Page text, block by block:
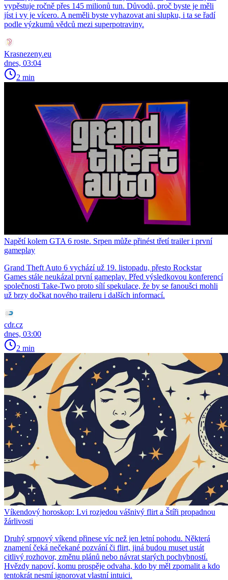
vypěstuje ročně přes 145 milionů tun. Důvodů, proč byste je měli
jíst i vy je vícero. A neměli byste vyhazovat ani slupku, i ta se řadí
podle výzkumů vědců mezi superpotraviny.
Krasnezeny.eu
dnes, 03:04
2 min
Napětí kolem GTA 6 roste. Srpen může přinést třetí trailer i první
gameplay
Grand Theft Auto 6 vychází už 19. listopadu, přesto Rockstar
Games stále neukázal první gameplay. Před výsledkovou konferencí
společnosti Take-Two proto sílí spekulace, že by se fanoušci mohli
už brzy dočkat nového traileru i dalších informací.
cdr.cz
dnes, 03:00
2 min
Víkendový horoskop: Lvi rozjedou vášnivý flirt a Štíři propadnou
žárlivosti
Druhý srpnový víkend přinese víc než jen letní pohodu. Některá
znamení čeká nečekané pozvání či flirt, jiná budou muset ustát
citlivý rozhovor, změnu plánů nebo návrat starých pochybností.
Hvězdy napoví, komu prospěje odvaha, kdo by měl zpomalit a kdo
tentokrát nesmí ignorovat vlastní intuici.